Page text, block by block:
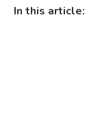
In this article: